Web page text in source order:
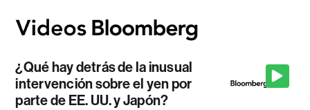
¿Qué hay detrás de la inusual
intervención sobre el yen por
parte de EE. UU. y Japón?